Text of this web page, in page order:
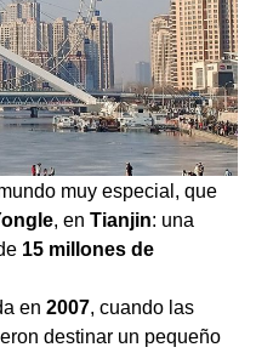
muy especial, que
, en Tianjin: una
15 millones de
en 2007, cuando las
destinar un pequeño